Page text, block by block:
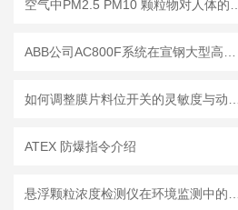
ATEX 防爆指令介绍